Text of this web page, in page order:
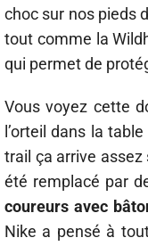
choc sur nos pieds
tout comme la
qui permet de
Vous voyez cette
l’orteil dans la
trail ça arrive
été remplacé par
coureurs avec
Nike a pensé à